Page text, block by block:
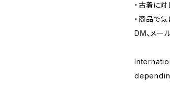
・古着に
・商品で
DM、メー